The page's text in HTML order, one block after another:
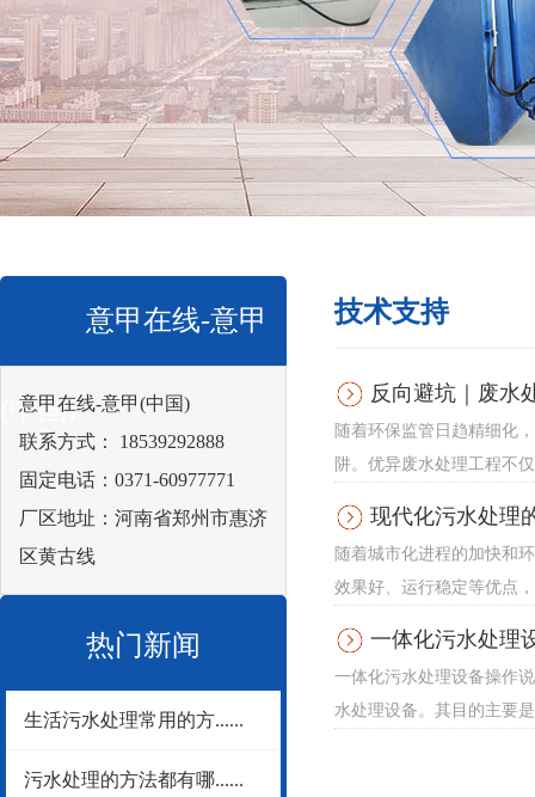
意甲在线-意甲
(中国)
意甲在线-意甲(中国)
联系方式： 18539292888
固定电话：0371-60977771
厂区地址：河南省郑州市惠济
区黄古线
热门新闻
生活污水处理常用的方......
污水处理的方法都有哪......
技术支持
反向避坑｜废水
随着环保监管日趋精细化
阱。优异废水处理工程不
现代化污水处理
随着城市化进程的加快和
效果好、运行稳定等优点
一体化污水处理
一体化污水处理设备操作
水处理设备。其目的主要